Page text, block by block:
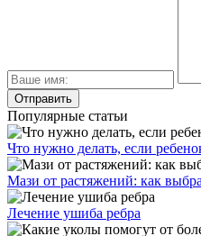
Популярные статьи
Что нужно делать, если
Мази от растяжений: как
Лечение ушиба ребра